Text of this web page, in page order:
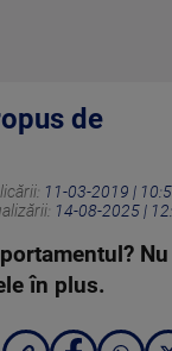
de
11-03-2019 |
14-08-2025 |
Nu
în plus.